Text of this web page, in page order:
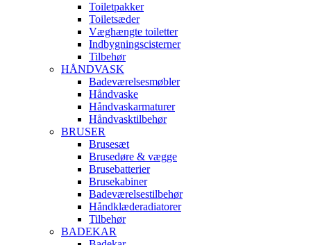
Toiletpakker
Toiletsæder
Væghængte toiletter
Indbygningscisterner
Tilbehør
HÅNDVASK
Badeværelsesmøbler
Håndvaske
Håndvaskarmaturer
Håndvasktilbehør
BRUSER
Brusesæt
Brusedøre & vægge
Brusebatterier
Brusekabiner
Badeværelsestilbehør
Håndklæderadiatorer
Tilbehør
BADEKAR